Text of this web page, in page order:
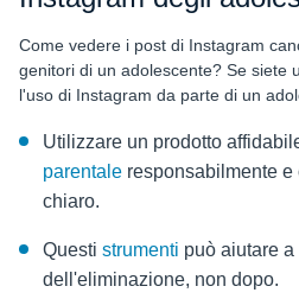
Come vedere i post di Instagram
genitori di un adolescente? Se siete
l'uso di Instagram da parte di un
Utilizzare un prodotto
parentale responsabilmente
chiaro.
Questi strumenti può aiutare
dell'eliminazione, non dopo.